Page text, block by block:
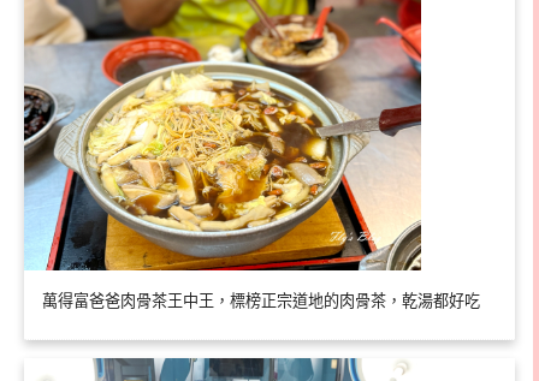
萬得富爸爸肉骨茶王中王，標榜正宗道地的肉骨茶，乾湯都好吃